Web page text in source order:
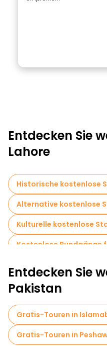
Entdecken Sie
Lahore
Historische kostenlose
Alternative kostenlose
Kulturelle kostenlose
Kostenlose Rundgänge
Lokale
Fahrradtouren in Lahore
Kostenlose Führungen in
Entdecken Sie
Pakistan
Gratis-Touren in
Gratis-Touren in